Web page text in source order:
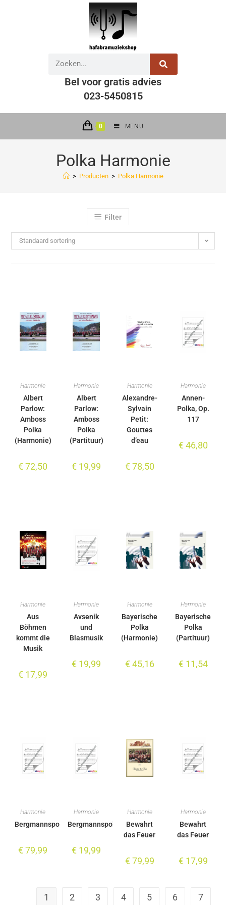
Bel voor gratis advies
023-5450815
0 MENU
Polka Harmonie
> Producten > Polka Harmonie
Filter
Standaard sortering
Harmonie
Albert
Parlow:
Amboss
Polka
(Harmonie)
€72,50
Harmonie
Albert
Parlow:
Amboss
Polka
(Partituur)
€ 19,99
Harmonie
Alexandre-
Sylvain
Petit:
Gouttes
d’eau
€78,50
Harmonie
Annen-
Polka, Op.
117
€46,80
Harmonie
Aus
Böhmen
kommt die
Musik
€ 17,99
Harmonie
Avsenik
und
Blasmusik
€ 19,99
Harmonie
Bayerische
Polka
(Harmonie)
€45,16
Harmonie
Bayerische
Polka
(Partituur)
€11,54
Harmonie
Bergmannspolka
€79,99
Harmonie
Bergmannspolka
€ 19,99
Harmonie
Bewahrt
das Feuer
€79,99
Harmonie
Bewahrt
das Feuer
€17,99
1 2 3 4 5 6 7